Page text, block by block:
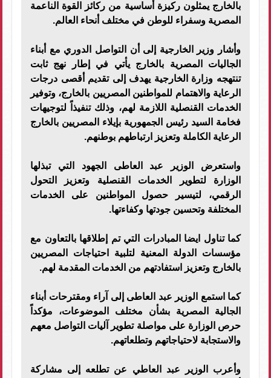
بالخارج يمثلون ركيزة أساسية من ركائز القوة الناعمة
المصرية وسفراء للوطن في مختلف أنحاء العالم.
وأشار وزير الخارجية إلى أن التواصل الدوري مع أبناء
الجاليات المصرية بالخارج يأتي في إطار نهج ثابت
تنتهجه وزارة الخارجية يهدف إلى تقديم أقصى درجات
الرعاية والاهتمام للمواطنين المصريين بالخارج، وتوفير
الخدمات القنصلية اللازمة لهم، وذلك تنفيذاً لتوجيهات
فخامة السيد رئيس الجمهورية بإيلاء المصريين بالخارج
الرعاية الكاملة وتعزيز ارتباطهم بوطنهم.
واستعرض الوزير عبد العاطى الجهود التي تبذلها
الوزارة لتطوير الخدمات القنصلية وتعزيز التحول
الرقمي، لتيسير حصول المواطنين على الخدمات
المختلفة وتحسين جودتها وكفاءتها.
كما تناول ايضا المبادرات التي تم إطلاقها بالتعاون مع
مؤسسات الدولة المعنية لتلبية احتياجات المصريين
بالخارج وتعزيز استفادتهم من الخدمات المقدمة لهم.
كما استمع الوزير عبد العاطى إلى آراء ومقترحات أبناء
الجالية المصرية بشأن مختلف الموضوعات، مؤكداً
حرص الوزارة على مواصلة تطوير آليات التواصل معهم
والاستجابة لاحتياجاتهم وتطلعاتهم.
وأعرب الوزير عبد العاطي عن تطلعه إلى مشاركة